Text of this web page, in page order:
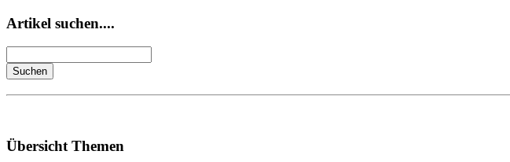
Artikel suchen....
Übersicht Themen